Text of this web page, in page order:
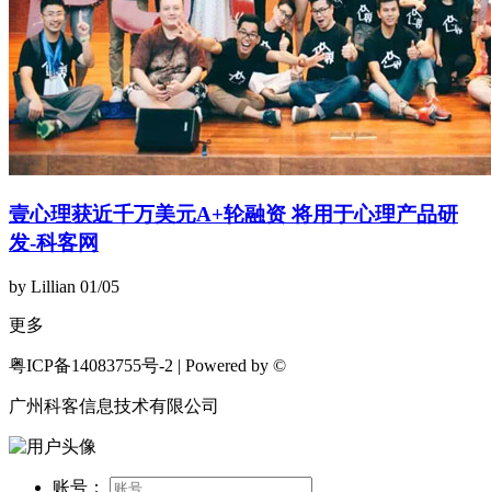
壹心理获近千万美元A+轮融资 将用于心理产品研
发-科客网
by Lillian 01/05
更多
粤ICP备14083755号-2 | Powered by ©
广州科客信息技术有限公司
账号：